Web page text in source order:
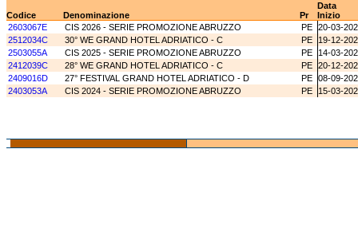
Data
Codice
Denominazione Pr
Inizio
2603067E
CIS 2026 - SERIE PROMOZIONE ABRUZZO PE 20-03-
2512034C
30° WE GRAND HOTEL ADRIATICO - C PE
19-12-
2503055A
CIS 2025 - SERIE PROMOZIONE ABRUZZO PE
14-03-
2412039C
28° WE GRAND HOTEL ADRIATICO - C PE 20-12-
2409016D
27° FESTIVAL GRAND HOTEL ADRIATICO - D PE 08-09-
2403053A
CIS 2024 - SERIE PROMOZIONE ABRUZZO PE 15-03-